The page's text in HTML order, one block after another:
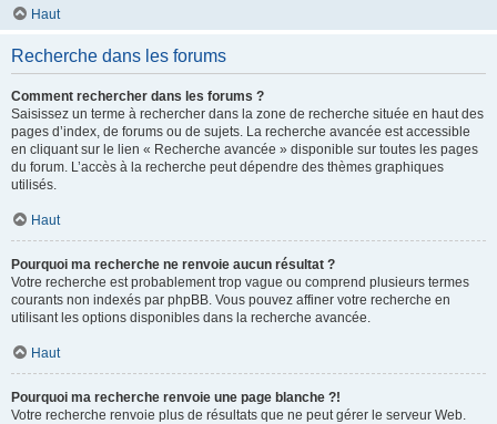
Haut
Recherche dans les forums
Comment rechercher dans les forums ?
Saisissez un terme à rechercher dans la zone de recherche située en haut des
pages d’index, de forums ou de sujets. La recherche avancée est accessible
en cliquant sur le lien « Recherche avancée » disponible sur toutes les pages
du forum. L’accès à la recherche peut dépendre des thèmes graphiques
utilisés.
Haut
Pourquoi ma recherche ne renvoie aucun résultat ?
Votre recherche est probablement trop vague ou comprend plusieurs termes
courants non indexés par phpBB. Vous pouvez affiner votre recherche en
utilisant les options disponibles dans la recherche avancée.
Haut
Pourquoi ma recherche renvoie une page blanche ?!
Votre recherche renvoie plus de résultats que ne peut gérer le serveur Web.